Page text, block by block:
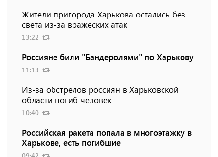
Жители пригорода Харькова остались без
света из-за вражеских атак
13:22
Россияне били "Бандеролями" по Харькову
11:13
Из-за обстрелов россиян в Харьковской
области погиб человек
10:40
Российская ракета попала в многоэтажку в
Харькове, есть погибшие